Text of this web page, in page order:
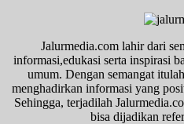
Jalurmedia.com lahir dari
informasi,edukasi serta inspirasi
umum. Dengan semangat
menghadirkan informasi yang
Sehingga, terjadilah
bisa dijadikan